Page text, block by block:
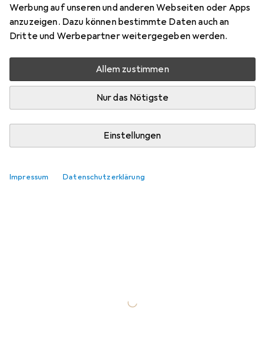
Werbung auf unseren und anderen Webseiten oder Apps
anzuzeigen. Dazu können bestimmte Daten auch an
Dritte und Werbepartner weitergegeben werden.
Allem zustimmen
Nur das Nötigste
Einstellungen
Impressum Datenschutzerklärung